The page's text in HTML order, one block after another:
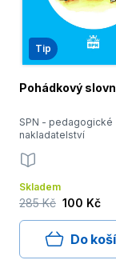
Tip
Pohádkový
SPN - pedagogické
nakladatelství
Skladem
285 Kč 100 Kč
Do